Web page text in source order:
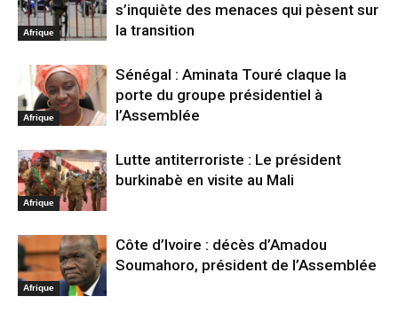
Afrique
s’inquiète des menaces qui pèsent sur
la transition
Afrique
Sénégal : Aminata Touré claque la
porte du groupe présidentiel à
l’Assemblée
Afrique
Lutte antiterroriste : Le président
burkinabè en visite au Mali
Afrique
Côte d’Ivoire : décès d’Amadou
Soumahoro, président de l’Assemblée